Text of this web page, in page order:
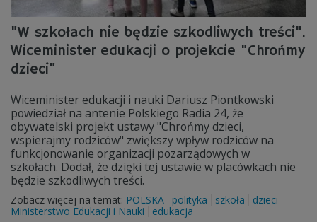
"W szkołach nie będzie szkodliwych treści".
Wiceminister edukacji o projekcie "Chrońmy
dzieci"
Wiceminister edukacji i nauki Dariusz Piontkowski
powiedział na antenie Polskiego Radia 24, że
obywatelski projekt ustawy "Chrońmy dzieci,
wspierajmy rodziców" zwiększy wpływ rodziców na
funkcjonowanie organizacji pozarządowych w
szkołach. Dodał, że dzięki tej ustawie w placówkach nie
będzie szkodliwych treści.
Zobacz więcej na temat: POLSKA polityka szkoła
dzieci
Ministerstwo Edukacji i Nauki
edukacja